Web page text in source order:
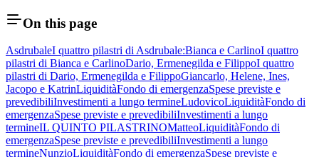
On this page
AsdrubaleI quattro pilastri di Asdrubale:Bianca e CarlinoI quattro
pilastri di Bianca e CarlinoDario, Ermenegilda e FilippoI quattro
pilastri di Dario, Ermenegilda e FilippoGiancarlo, Helene, Ines,
Jacopo e KatrinLiquiditàFondo di emergenzaSpese previste e
prevedibiliInvestimenti a lungo termineLudovicoLiquiditàFondo di
emergenzaSpese previste e prevedibiliInvestimenti a lungo
termineIL QUINTO PILASTRINOMatteoLiquiditàFondo di
emergenzaSpese previste e prevedibiliInvestimenti a lungo
termineNunzioLiquiditàFondo di emergenzaSpese previste e